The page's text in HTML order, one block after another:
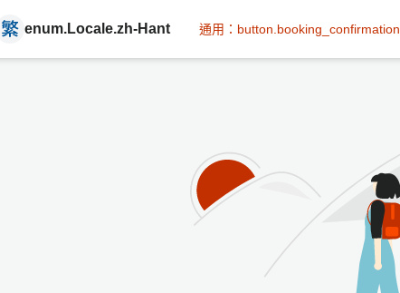
enum.Locale.zh-Hant 通用：button.booking_confirmation